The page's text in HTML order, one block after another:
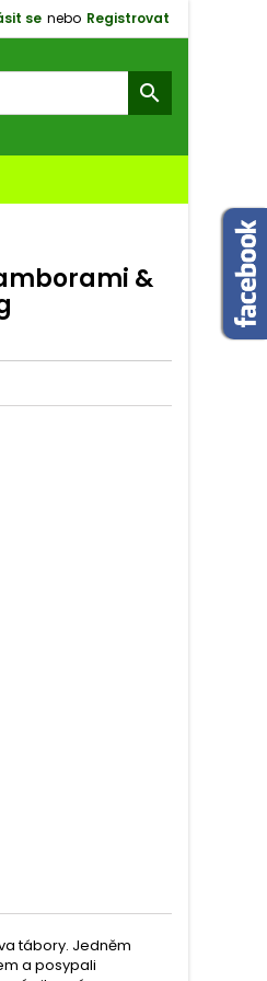
se nebo Registrovat

&
tábory. Jedněm
a posypali